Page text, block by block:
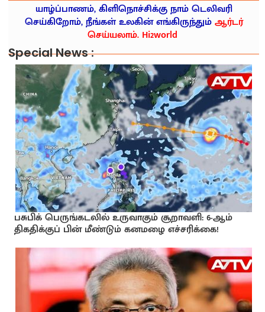
யாழ்ப்பாணம், கிளிநொச்சிக்கு நாம் டெலிவரி
செய்கிறோம், நீங்கள் உலகின் எங்கிருந்தும்ஆர்டர்
செய்யலாம். Hi2world
Special News :
பசுபிக் பெருங்கடலில் உருவாகும் சூறாவளி: 6-ஆம்
திகதிக்குப் பின் மீண்டும் கனமழை எச்சரிக்கை!